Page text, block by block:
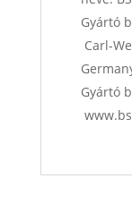
Carl-
Gyártó